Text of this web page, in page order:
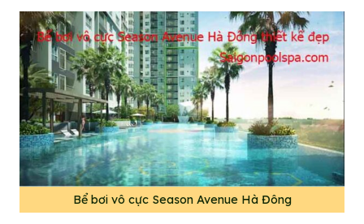
Bể bơi vô cực Season Avenue Hà Đông